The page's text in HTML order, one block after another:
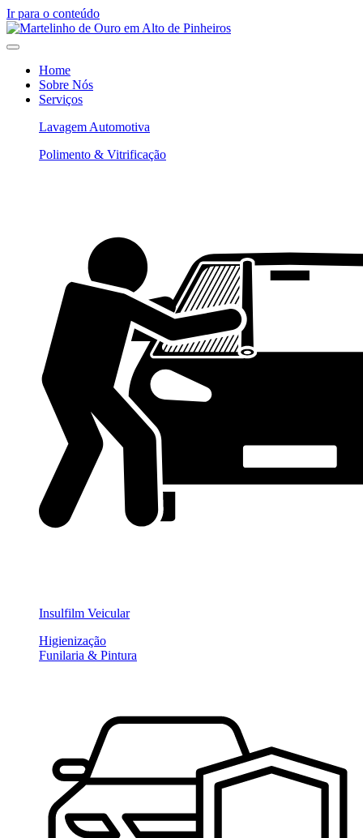
Ir para o conteúdo
Home
Sobre Nós
Serviços
Lavagem Automotiva
Polimento & Vitrificação
Insulfilm Veicular
Higienização
Funilaria & Pintura